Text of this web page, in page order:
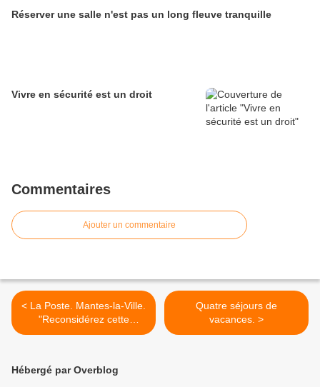
Réserver une salle n'est pas un long fleuve tranquille
Vivre en sécurité est un droit
Commentaires
Ajouter un commentaire
< La Poste. Mantes-la-Ville.
"Reconsidérez cette
décision" écrit Armelle
Quatre séjours de
vacances. >
Hébergé par Overblog